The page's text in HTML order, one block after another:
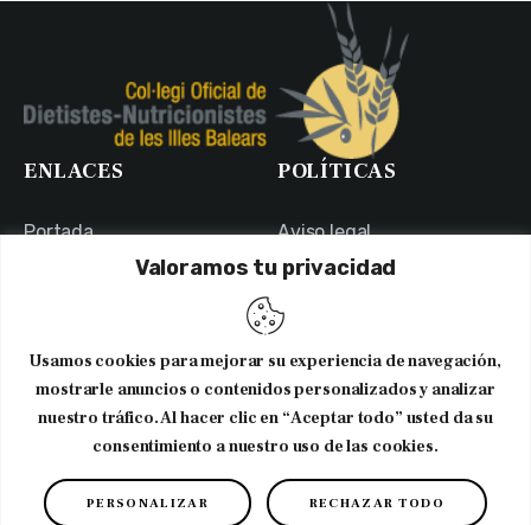
Valoramos tu privacidad
Usamos cookies para mejorar su experiencia de navegación,
mostrarle anuncios o contenidos personalizados y analizar
nuestro tráfico. Al hacer clic en “Aceptar todo” usted da su
consentimiento a nuestro uso de las cookies.
PERSONALIZAR RECHAZAR TODO
ENLACES
Portada
Portal de Transparencia
Usuarios
POLÍTICAS
Aviso legal
Política de Privacidad
Política de Cookies
Canal Ético
NEWSLETTER